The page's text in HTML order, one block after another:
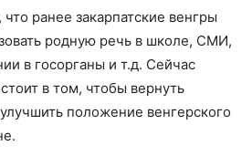
ранее закарпатские венгры
родную речь в школе, СМИ,
в госорганы и т.д. Сейчас
в том, чтобы вернуть
положение венгерского